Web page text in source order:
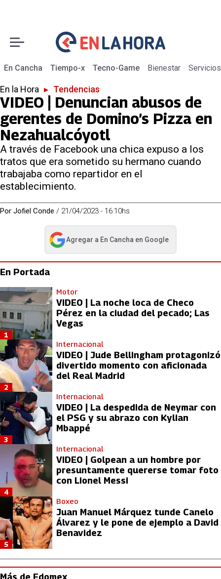
En Cancha Tiempo-x Tecno-Game Bienestar Servicios
En la Hora ▸ Tendencias
VIDEO | Denuncian abusos de
gerentes de Domino’s Pizza en
Nezahualcóyotl
A través de Facebook una chica expuso a los
tratos que era sometido su hermano cuando
trabajaba como repartidor en el
establecimiento.
Por Jofiel Conde / 21/04/2023 - 16:10hs
Agregar a En Cancha en Google
abre en nueva pestaña
En Portada
Motor
VIDEO | La noche loca de Checo
Pérez en la ciudad del pecado; Las
Vegas
1
Internacional
VIDEO | Jude Bellingham protagonizó
divertido momento con aficionada
del Real Madrid
2
Internacional
VIDEO | La despedida de Neymar con
el PSG y su abrazo con Kylian
Mbappé
3
Internacional
VIDEO | Golpean a un hombre por
presuntamente quererse tomar foto
con Lionel Messi
4
Boxeo
Juan Manuel Márquez tunde Canelo
Álvarez y le pone de ejemplo a David
Benavidez
5
Más de Edomex